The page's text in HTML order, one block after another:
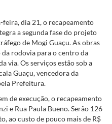
feira, dia 21, o recapeamento
a segunda fase do projeto
de Mogi Guaçu. As obras
da rodovia para o centro da
via. Os serviços estão sob a
Guaçu, vencedora da
Prefeitura.
de execução, o recapeamento
e Rua Paula Bueno. Serão 126
ao custo de pouco mais de R$